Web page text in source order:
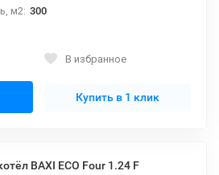
м2: 300
В избранное
Купить в 1 клик
BAXI ECO Four 1.24 F